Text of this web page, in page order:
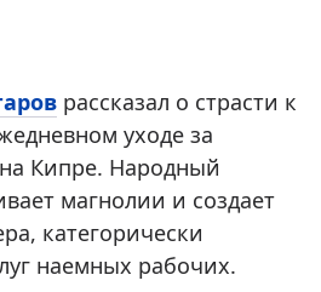
рассказал о страсти к
уходе за
Кипре. Народный
магнолии и создает
категорически
наемных рабочих.